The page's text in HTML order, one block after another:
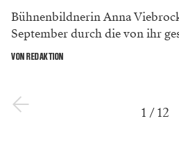
Bühnenbildnerin Anna
September durch die von ihr
VON REDAKTION
1 /12